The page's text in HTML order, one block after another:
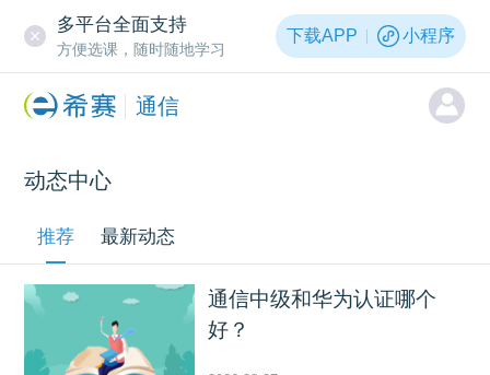
多平台全面支持
方便选课，随时随地学习
下载APP 小程序
通信
动态中心
推荐 最新动态
通信中级和华为认证哪个
好？